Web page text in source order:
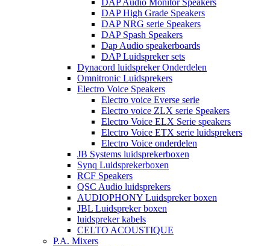
DAP Audio Monitor Speakers
DAP High Grade Speakers
DAP NRG serie Speakers
DAP Spash Speakers
Dap Audio speakerboards
DAP Luidspreker sets
Dynacord luidspreker Onderdelen
Omnitronic Luidsprekers
Electro Voice Speakers
Electro voice Everse serie
Electro voice ZLX serie Speakers
Electro Voice ELX Serie speakers
Electro Voice ETX serie luidsprekers
Electro Voice onderdelen
JB Systems luidsprekerboxen
Synq Luidsprekerboxen
RCF Speakers
QSC Audio luidsprekers
AUDIOPHONY Luidspreker boxen
JBL Luidspreker boxen
luidspreker kabels
CELTO ACOUSTIQUE
P.A. Mixers